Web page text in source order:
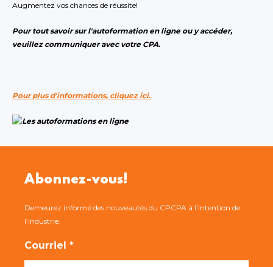
Augmentez vos chances de réussite!
Pour tout savoir sur l'autoformation en ligne ou y accéder,
veuillez communiquer avec votre CPA.
Pour plus d'informations, cliquez ici.
Abonnez-vous!
Demeurez informé des nouveautés du CPCPA à l’intention de
l’industrie.
Courriel *